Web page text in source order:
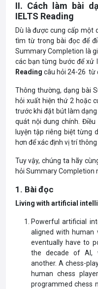
II. Cách làm bài
IELTS Reading
Dù là được cung cấp một
tìm từ trong bài đọc để
Summary Completion là
các bạn từng bước để xử
Reading câu hỏi 24-26 từ
Thông thường, dạng bài
hỏi xuất hiện thứ 2 hoặc
trước khi đặt bút làm
quát nội dung chính.
luyện tập riêng biệt từng
hơn để xác định vị trí thông
Tuy vậy, chúng ta hãy
hỏi Summary Completion
1. Bài đọc
Living with artificial
Powerful artificial
aligned with human
eventually have to
the decade of AI,
another. A chess-
human chess
programmed chess